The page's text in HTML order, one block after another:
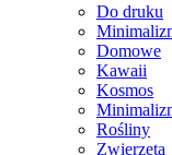
Do druku
Domowe
Kawaii
Kosmos
Rośliny
Zwierzęta